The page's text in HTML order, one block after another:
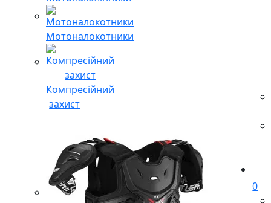
Мотоналокотники
Компресійний
захист
0